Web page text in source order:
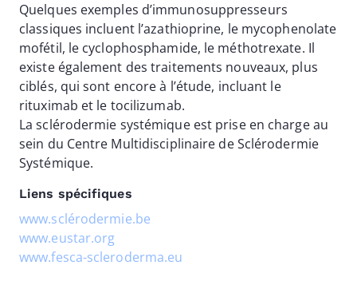
Quelques exemples d’immunosuppresseurs
classiques incluent l’azathioprine, le mycophenolate
mofétil, le cyclophosphamide, le méthotrexate. Il
existe également des traitements nouveaux, plus
ciblés, qui sont encore à l’étude, incluant le
rituximab et le tocilizumab.
La sclérodermie systémique est prise en charge au
sein du Centre Multidisciplinaire de Sclérodermie
Systémique.
Liens spécifiques
www.sclérodermie.be
www.eustar.org
www.fesca-scleroderma.eu